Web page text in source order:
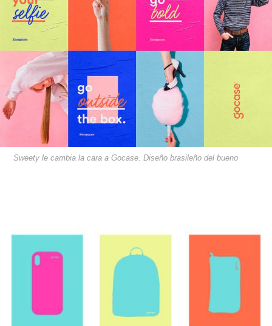
Sweety le cambia la cara a Gocase. Diseño brasileño del bueno